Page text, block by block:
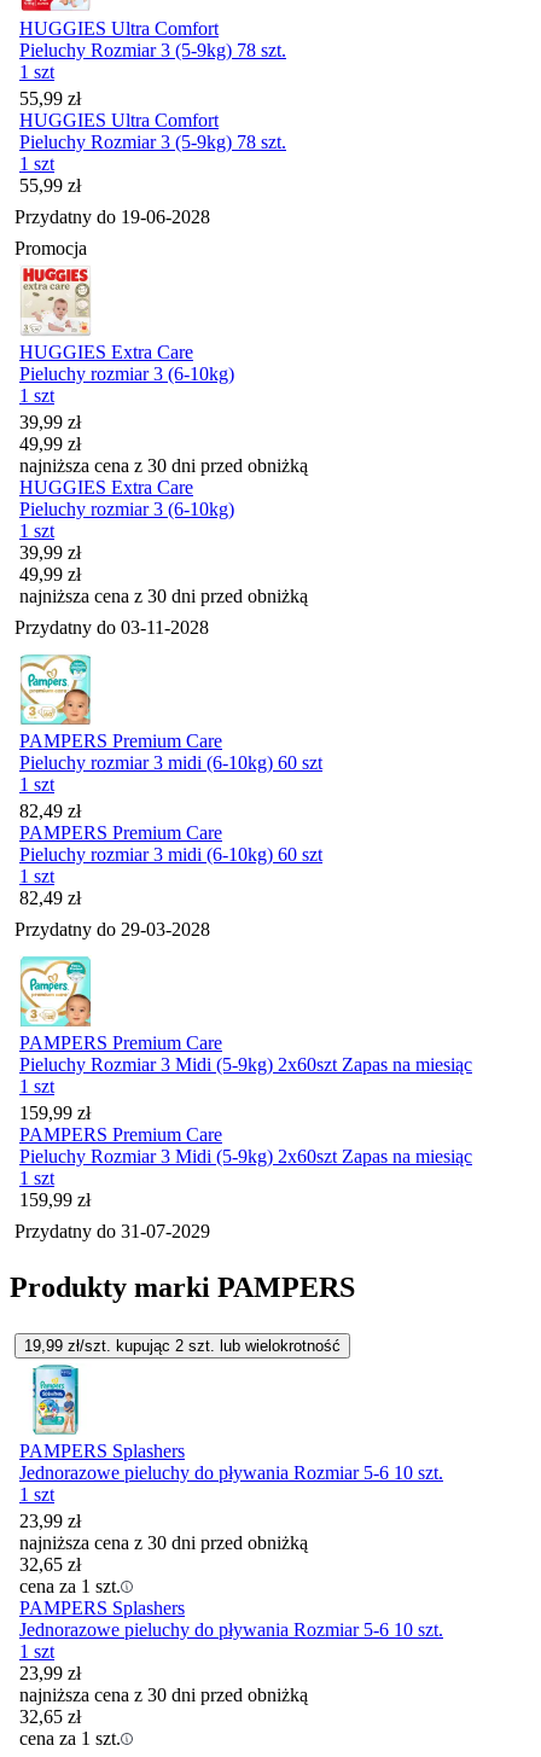
HUGGIES Ultra Comfort
Pieluchy Rozmiar 3 (5-9kg) 78 szt.
1 szt
Cena
55,99 zł
HUGGIES Ultra Comfort
Pieluchy Rozmiar 3 (5-9kg) 78 szt.
1 szt
Cena
55,99 zł
Przydatny do 19-06-2028
Promocja
HUGGIES Extra Care
Pieluchy rozmiar 3 (6-10kg)
1 szt
Cena promocyjna
39,99 zł
49,99 zł
najniższa cena z 30 dni przed obniżką
HUGGIES Extra Care
Pieluchy rozmiar 3 (6-10kg)
1 szt
Cena promocyjna
39,99 zł
49,99 zł
najniższa cena z 30 dni przed obniżką
Przydatny do 03-11-2028
PAMPERS Premium Care
Pieluchy rozmiar 3 midi (6-10kg) 60 szt
1 szt
Cena
82,49 zł
PAMPERS Premium Care
Pieluchy rozmiar 3 midi (6-10kg) 60 szt
1 szt
Cena
82,49 zł
Przydatny do 29-03-2028
PAMPERS Premium Care
Pieluchy Rozmiar 3 Midi (5-9kg) 2x60szt Zapas na miesiąc
1 szt
Cena
159,99 zł
PAMPERS Premium Care
Pieluchy Rozmiar 3 Midi (5-9kg) 2x60szt Zapas na miesiąc
1 szt
Cena
159,99 zł
Przydatny do 31-07-2029
Produkty marki PAMPERS
19,99 zł/szt. kupując 2 szt. lub wielokrotność
PAMPERS Splashers
Jednorazowe pieluchy do pływania Rozmiar 5-6 10 szt.
1 szt
23,99 zł
najniższa cena z 30 dni przed obniżką
32,65 zł
cena za 1 szt.
PAMPERS Splashers
Jednorazowe pieluchy do pływania Rozmiar 5-6 10 szt.
1 szt
23,99 zł
najniższa cena z 30 dni przed obniżką
32,65 zł
cena za 1 szt.